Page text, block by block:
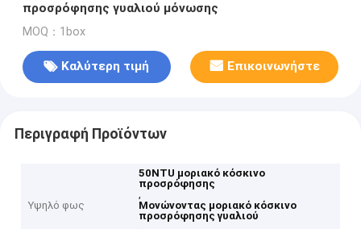
προσρόφησης γυαλιού μόνωσης
MOQ：1box
Καλύτερη τιμή Επικοινωνήστε
Περιγραφή Προϊόντων
Υψηλό φως
50NTU μοριακό κόσκινο
προσρόφησης
,
Μονώνοντας μοριακό κόσκινο
προσρόφησης γυαλιού
,